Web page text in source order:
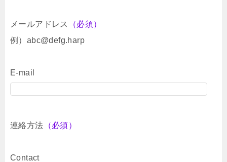
メールアドレス
（必須）
例）abc@defg.harp
E-mail
連絡方法 （必須）
Contact